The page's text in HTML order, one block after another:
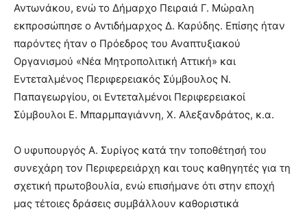
Αντωνάκου, ενώ το Δήμαρχο Πειραιά Γ. Μώραλη
εκπροσώπησε ο Αντιδήμαρχος Δ. Καρύδης. Επίσης ήταν
παρόντες ήταν ο Πρόεδρος του Αναπτυξιακού
Οργανισμού «Νέα Μητροπολιτική Αττική» και
Εντεταλμένος Περιφερειακός Σύμβουλος Ν.
Παπαγεωργίου, οι Εντεταλμένοι Περιφερειακοί
Σύμβουλοι Ε. Μπαρμπαγιάννη, Χ. Αλεξανδράτος, κ.α.
Ο υφυπουργός Α. Συρίγος κατά την τοποθέτησή του
συνεχάρη τον Περιφερειάρχη και τους καθηγητές για τη
σχετική πρωτοβουλία, ενώ επισήμανε ότι στην εποχή
μας τέτοιες δράσεις συμβάλλουν καθοριστικά